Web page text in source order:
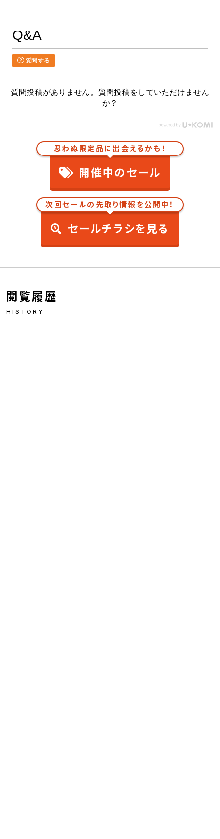
Q&A
質問する
質問投稿がありません。質問投稿をしていただけません
か？
思わぬ限定品に出会えるかも！
開催中のセール
次回セールの先取り情報を公開中！
セールチラシを見る
閲覧履歴
HISTORY